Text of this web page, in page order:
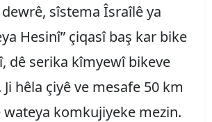
sîstema Îsraîlê ya
Hesinî” çiqasî baş kar bike
dê serika kîmyewî bikeve
hêla çiyê ve mesafe 50 km
wateya komkujiyeke mezin.